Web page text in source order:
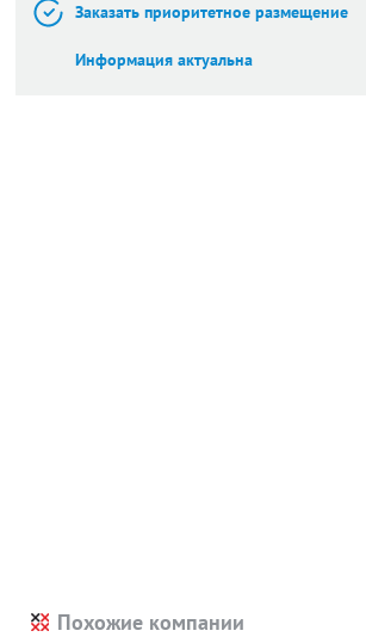
Заказать приоритетное размещение
Информация актуальна
Похожие компании